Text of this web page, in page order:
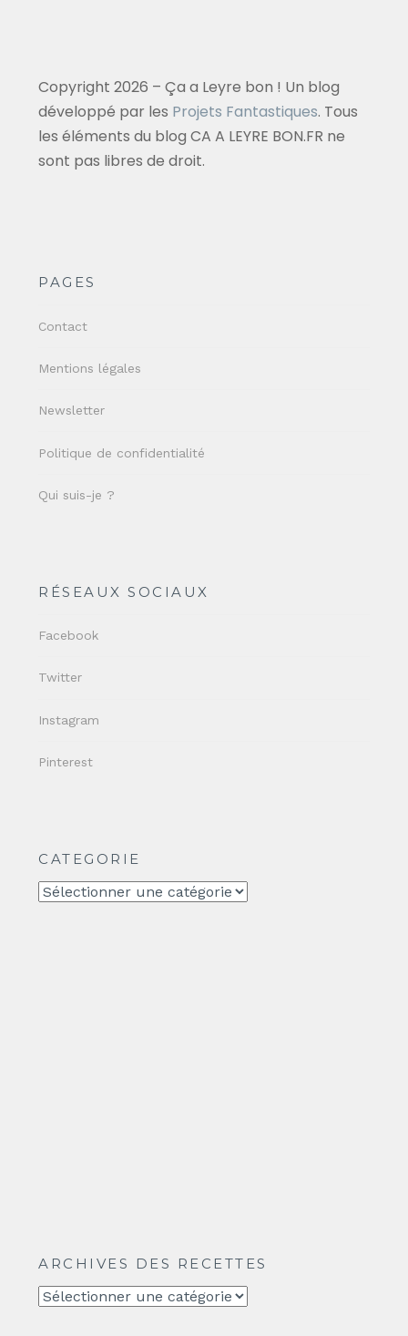
Copyright 2026 – Ça a Leyre bon ! Un blog
développé par les Projets Fantastiques. Tous
les éléments du blog CA A LEYRE BON.FR ne
sont pas libres de droit.
PAGES
Contact
Mentions légales
Newsletter
Politique de confidentialité
Qui suis-je ?
RÉSEAUX SOCIAUX
Facebook
Twitter
Instagram
Pinterest
CATEGORIE
CATEGORIE
ARCHIVES DES RECETTES
Archives